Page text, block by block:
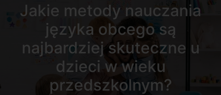
Jakie metody nauczania
języka obcego są
najbardziej skuteczne u
dzieci w wieku
przedszkolnym?